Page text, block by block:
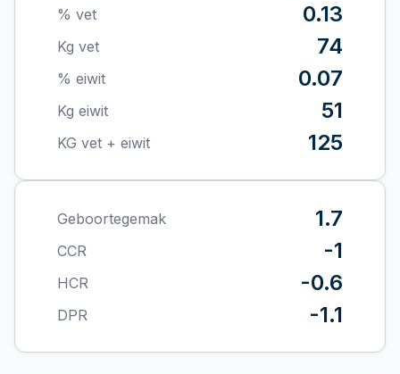
% vet 0.13
Kg vet 74
% eiwit 0.07
Kg eiwit 51
KG vet + eiwit 125
Geboortegemak 1.7
CCR -1
HCR -0.6
DPR -1.1